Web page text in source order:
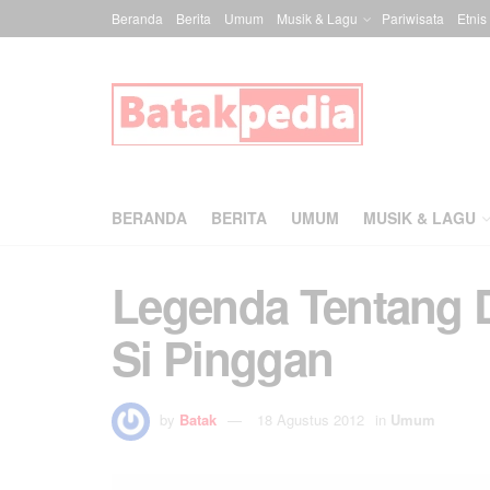
Beranda Berita Umum Musik & Lagu Pariwisata
BERANDA BERITA UMUM MUSIK & LAGU
Legenda Tentang
Si Pinggan
by Batak 18 Agustus 2012 in Umum